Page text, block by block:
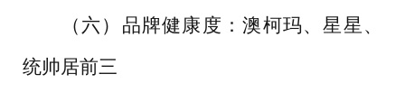
（六）品牌健康度：澳柯玛、星星、
统帅居前三